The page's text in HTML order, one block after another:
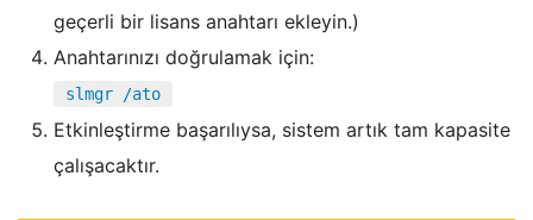
geçerli bir lisans anahtarı ekleyin.)
Anahtarınızı doğrulamak için:
slmgr /ato
Etkinleştirme başarılıysa, sistem artık tam kapasite
çalışacaktır.